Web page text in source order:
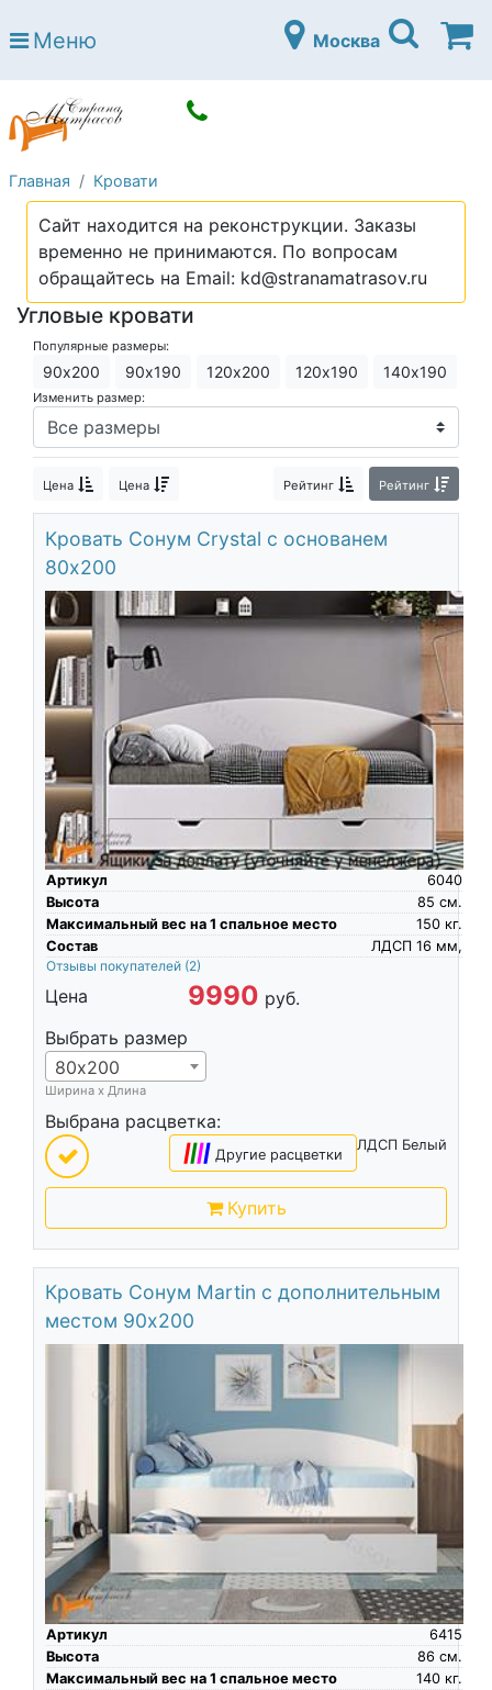
Страна матрасов
Open submenu (Матрасы)
Open submenu (Кровати)
Кровати
Open submenu (Аксессуары)
Open submenu (Диваны)
Диваны
Open submenu (Постельное белье)
Постельное белье
Open submenu (Мебель)
Мебель
Open submenu (Основания)
Основания
Open submenu (Детские матрасы)
Детские матрасы
Open submenu (Детские кровати)
Open submenu (Шкафы)
Шкафы
Контакты
Доставка по городу
Меню Москва
Главная Кровати
Сайт находится на реконструкции. Заказы
временно не принимаются. По вопросам
обращайтесь на Email: kd@stranamatrasov.ru
Угловые кровати
Популярные размеры:
90х200 90х190 120х200 120х190 140х190
Изменить размер:
Цена Цена Рейтинг Рейтинг
Кровать Сонум Crystal с основанем
80х200
Артикул
6040
Высота
см.
85
Максимальный вес на 1 спальное место
кг.
150
Состав
ЛДСП 16 мм,
Отзывы покупателей (2)
Цена 9990 руб.
Выбрать размер
80х200
Ширина х Длина
Выбрана расцветка:
ЛДСП Белый
|||| Другие расцветки
Купить
Кровать Сонум Martin с дополнительным
местом 90х200
Артикул
6415
Высота
см.
86
Максимальный вес на 1 спальное место
кг.
140